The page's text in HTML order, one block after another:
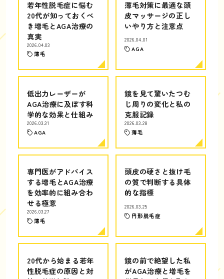
若年性脱毛症に悩む
20代が知っておくべ
き増毛とAGA治療の
真実
2026.04.03
薄毛
薄毛対策に最適な頭
皮マッサージの正し
いやり方と注意点
2026.04.01
AGA
低出力レーザーが
AGA治療に及ぼす科
学的な効果と仕組み
2026.03.31
AGA
鏡を見て驚いたつむ
じ周りの変化と私の
克服記録
2026.03.28
薄毛
専門医がアドバイス
する増毛とAGA治療
を効率的に組み合わ
せる極意
2026.03.27
薄毛
頭皮の硬さと抜け毛
の質で判断する具体
的な指標
2026.03.25
円形脱毛症
20代から始まる若年
性脱毛症の原因と対
鏡の前で絶望した私
がAGA治療と増毛を